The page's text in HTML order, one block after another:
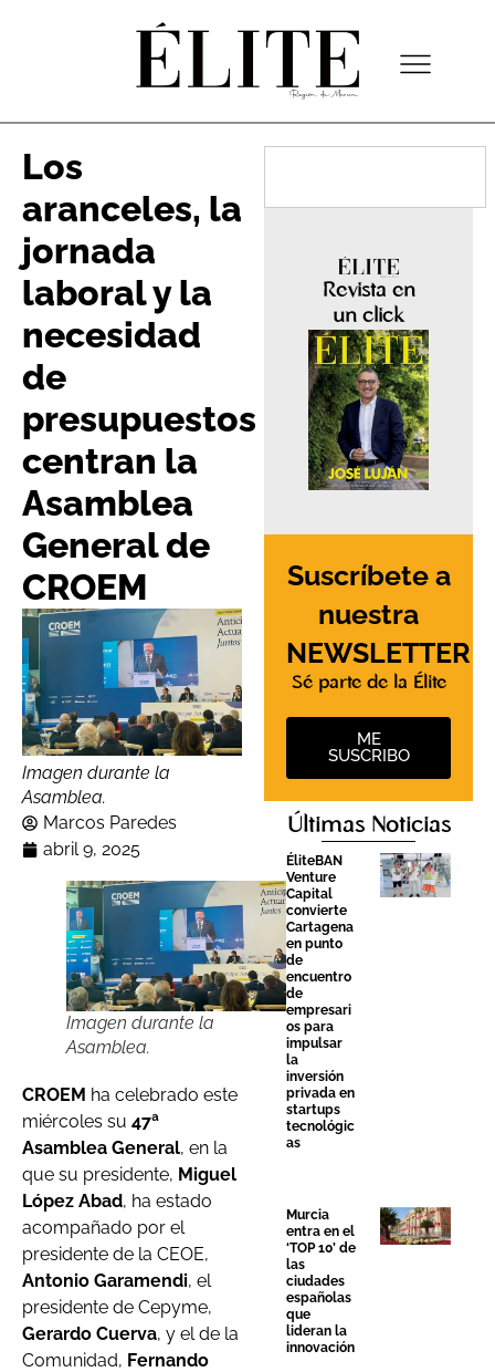
Los
aranceles, la
jornada
laboral y la
necesidad
de
presupuestos
centran la
Asamblea
General de
CROEM
Imagen durante la
Asamblea.
Marcos Paredes
abril 9, 2025
Imagen durante la
Asamblea.
CROEM ha celebrado este
miércoles su 47ª
Asamblea General, en la
que su presidente, Miguel
López Abad, ha estado
acompañado por el
presidente de la CEOE,
Antonio Garamendi, el
presidente de Cepyme,
Gerardo Cuerva, y el de la
Comunidad, Fernando
Revista en
un click
Suscríbete a
nuestra
NEWSLETTER
Sé parte de la Élite
ME
SUSCRIBO
Últimas Noticias
ÉliteBAN
Venture
Capital
convierte
Cartagena
en punto
de
encuentro
de
empresari
os para
impulsar
la
inversión
privada en
startups
tecnológic
as
Murcia
entra en el
‘TOP 10’ de
las
ciudades
españolas
que
lideran la
innovación